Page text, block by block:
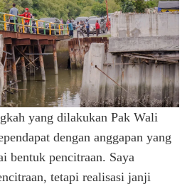
yang dilakukan Pak Wali
dengan anggapan yang
bentuk pencitraan. Saya
tetapi realisasi janji